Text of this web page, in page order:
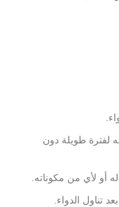
لفترة طويلة دون
أو لأي من مكوناته.
تناول الدواء.